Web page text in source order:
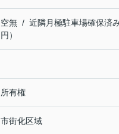
空無 / 近隣月極駐車場確保済
円）
所有権
市街化区域